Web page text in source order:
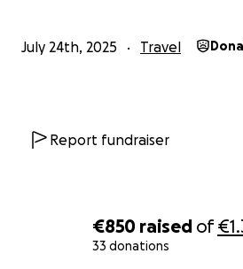
€850 raised of
33 donations
July 24th, 2025 Travel
Report fundraiser